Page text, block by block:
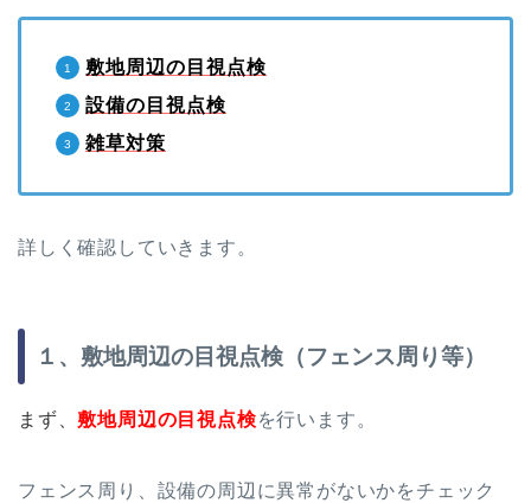
敷地周辺の目視点検
設備の目視点検
雑草対策
詳しく確認していきます。
１、敷地周辺の目視点検（フェンス周り等）
まず、 敷地周辺の目視点検を行います。
フェンス周り、設備の周辺に異常がないかをチェック